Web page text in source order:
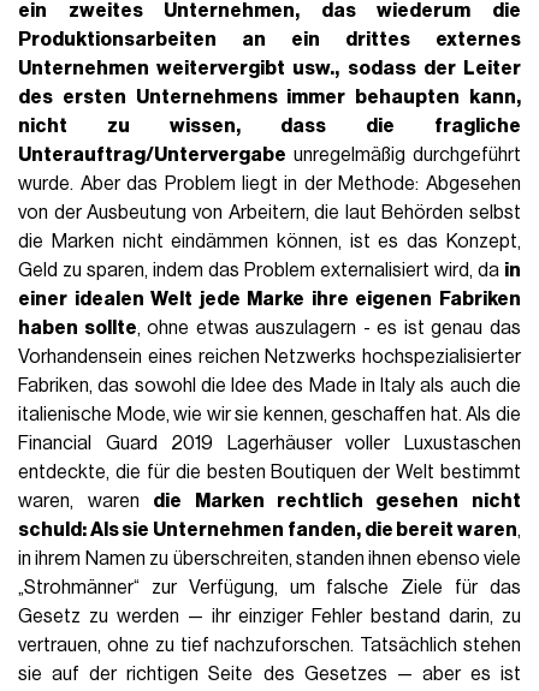
ein zweites Unternehmen, das wiederum die
Produktionsarbeiten an ein drittes externes
Unternehmen weitervergibt usw., sodass der Leiter
des ersten Unternehmens immer behaupten kann,
nicht zu wissen, dass die fragliche
Unterauftrag/Untervergabe unregelmäßig durchgeführt
wurde. Aber das Problem liegt in der Methode: Abgesehen
von der Ausbeutung von Arbeitern, die laut Behörden selbst
die Marken nicht eindämmen können, ist es das Konzept,
Geld zu sparen, indem das Problem externalisiert wird, da in
einer idealen Welt jede Marke ihre eigenen Fabriken
haben sollte, ohne etwas auszulagern - es ist genau das
Vorhandensein eines reichen Netzwerks hochspezialisierter
Fabriken, das sowohl die Idee des Made in Italy als auch die
italienische Mode, wie wir sie kennen, geschaffen hat. Als die
Financial Guard 2019 Lagerhäuser voller Luxustaschen
entdeckte, die für die besten Boutiquen der Welt bestimmt
waren, waren die Marken rechtlich gesehen nicht
schuld: Als sie Unternehmen fanden, die bereit waren,
in ihrem Namen zu überschreiten, standen ihnen ebenso viele
„Strohmänner“ zur Verfügung, um falsche Ziele für das
Gesetz zu werden — ihr einziger Fehler bestand darin, zu
vertrauen, ohne zu tief nachzuforschen. Tatsächlich stehen
sie auf der richtigen Seite des Gesetzes — aber es ist